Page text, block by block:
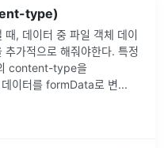
type)
때, 데이터 중 파일 객체 데이
가적으로 해줘야한다. 특정
content-type을
이터를 formData로 변...